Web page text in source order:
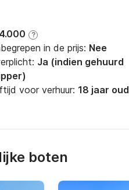
?
in de prijs: Nee
Ja (indien gehuurd
voor verhuur: 18 jaar oud
boten